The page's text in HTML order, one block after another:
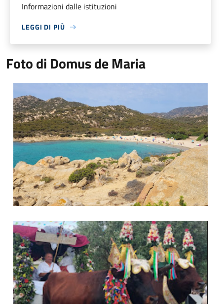
Informazioni dalle istituzioni
LEGGI DI PIÙ
Foto di Domus de Maria
Festa dello Spirito Santo